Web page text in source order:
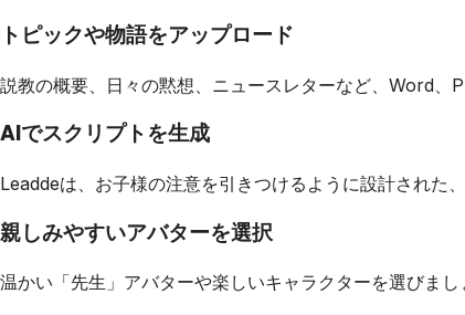
トピックや物語をアップロード
説教の概要、日々の黙想、ニュースレターなど、Word、
AIでスクリプトを生成
Leaddeは、お子様の注意を引きつけるように設計された
親しみやすいアバターを選択
温かい「先生」アバターや楽しいキャラクターを選びま